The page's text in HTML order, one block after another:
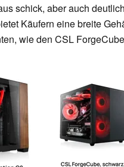
schick, aber auch
Käufern eine breite
wie den CSL